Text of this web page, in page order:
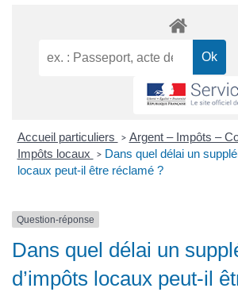
Accueil particuliers > Argent – Impôts –
Impôts locaux > Dans quel délai un
locaux peut-il être réclamé ?
Question-réponse
Dans quel délai un
d’impôts locaux peut-il